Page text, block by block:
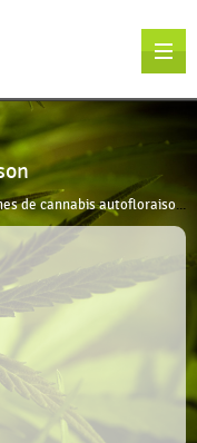
de cannabis autofloraison